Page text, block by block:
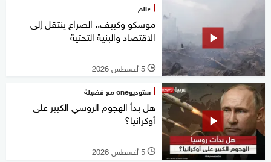
عالم
موسكو وكييف.. الصراع ينتقل إلى
الاقتصاد والبنية التحتية
l 5 أغسطس 2026
ستوديوone مع فضيلة
هل بدأ الهجوم الروسي الكبير على
أوكرانيا؟
l 5 أغسطس 2026